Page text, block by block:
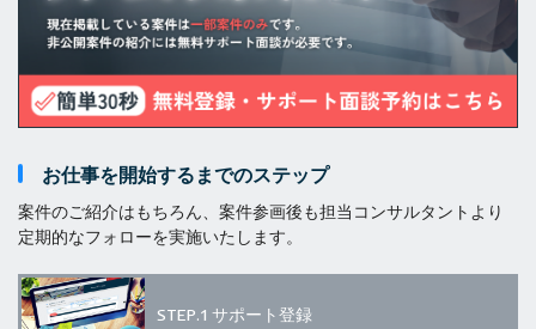
お仕事を開始するまでのステップ
案件のご紹介はもちろん、案件参画後も担当コンサルタントより
定期的なフォローを実施いたします。
STEP.1 サポート登録